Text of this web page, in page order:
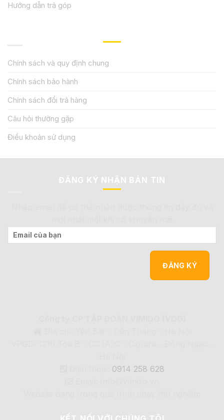
Hướng dẫn trả góp
Chính sách và quy định chung
Chính sách bảo hành
Chính sách đổi trả hàng
Câu hỏi thường gặp
Điều khoản sử dụng
ĐĂNG KÝ NHẬN BẢN TIN
0914 258 628